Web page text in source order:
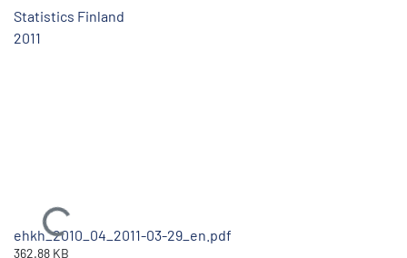
Statistics Finland
2011
Ladataan...
ehkh_2010_04_2011-03-29_en.pdf
362.88 KB